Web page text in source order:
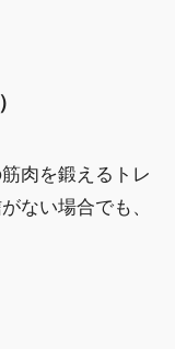
肉を鍛えるトレ
ない場合でも、